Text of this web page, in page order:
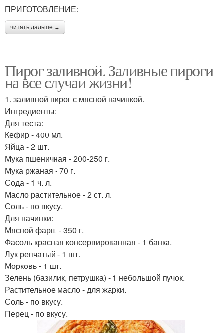
ПРИГОТОВЛЕНИЕ:
читать дальше →
Пирог заливной. Заливные пироги
на все случаи жизни!
1. заливной пирог с мясной начинкой.
Ингредиенты:
Для теста:
Кефир - 400 мл.
Яйца - 2 шт.
Мука пшеничная - 200-250 г.
Мука ржаная - 70 г.
Сода - 1 ч. л.
Масло растительное - 2 ст. л.
Соль - по вкусу.
Для начинки:
Мясной фарш - 350 г.
Фасоль красная консервированная - 1 банка.
Лук репчатый - 1 шт.
Морковь - 1 шт.
Зелень (базилик, петрушка) - 1 небольшой пучок.
Растительное масло - для жарки.
Соль - по вкусу.
Перец - по вкусу.